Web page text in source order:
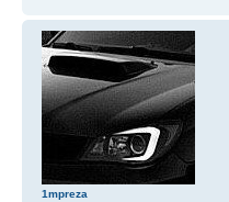
1mpreza